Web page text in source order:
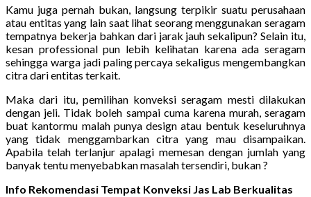
Kamu juga pernah bukan, langsung terpikir suatu perusahaan
atau entitas yang lain saat lihat seorang menggunakan seragam
tempatnya bekerja bahkan dari jarak jauh sekalipun? Selain itu,
kesan professional pun lebih kelihatan karena ada seragam
sehingga warga jadi paling percaya sekaligus mengembangkan
citra dari entitas terkait.
Maka dari itu, pemilihan konveksi seragam mesti dilakukan
dengan jeli. Tidak boleh sampai cuma karena murah, seragam
buat kantormu malah punya design atau bentuk keseluruhnya
yang tidak menggambarkan citra yang mau disampaikan.
Apabila telah terlanjur apalagi memesan dengan jumlah yang
banyak tentu menyebabkan masalah tersendiri, bukan ?
Info Rekomendasi Tempat Konveksi Jas Lab Berkualitas